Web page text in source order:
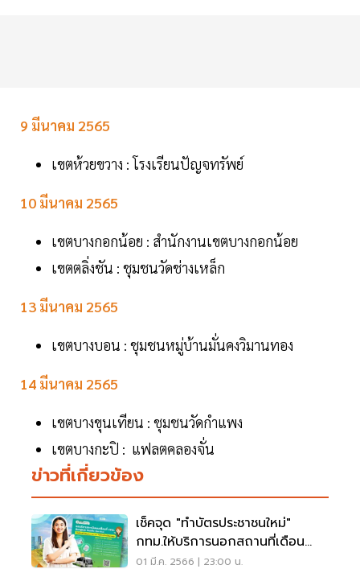
9 มีนาคม 2565
เขตห้วยขวาง : โรงเรียนปัญจทรัพย์
10 มีนาคม 2565
เขตบางกอกน้อย : สำนักงานเขตบางกอกน้อย
เขตตลิ่งชัน : ชุมชนวัดช่างเหล็ก
13 มีนาคม 2565
เขตบางบอน : ชุมชนหมู่บ้านมั่นคงวิมานทอง
14 มีนาคม 2565
เขตบางขุนเทียน : ชุมชนวัดกำแพง
เขตบางกะปิ : แฟลตคลองจั่น
ข่าวที่เกี่ยวข้อง
เช็คจุด "ทำบัตรประชาชนใหม่"
กทม.ให้บริการนอกสถานที่เดือน
มี.ค.66
01 มี.ค. 2566 | 23:00 น.